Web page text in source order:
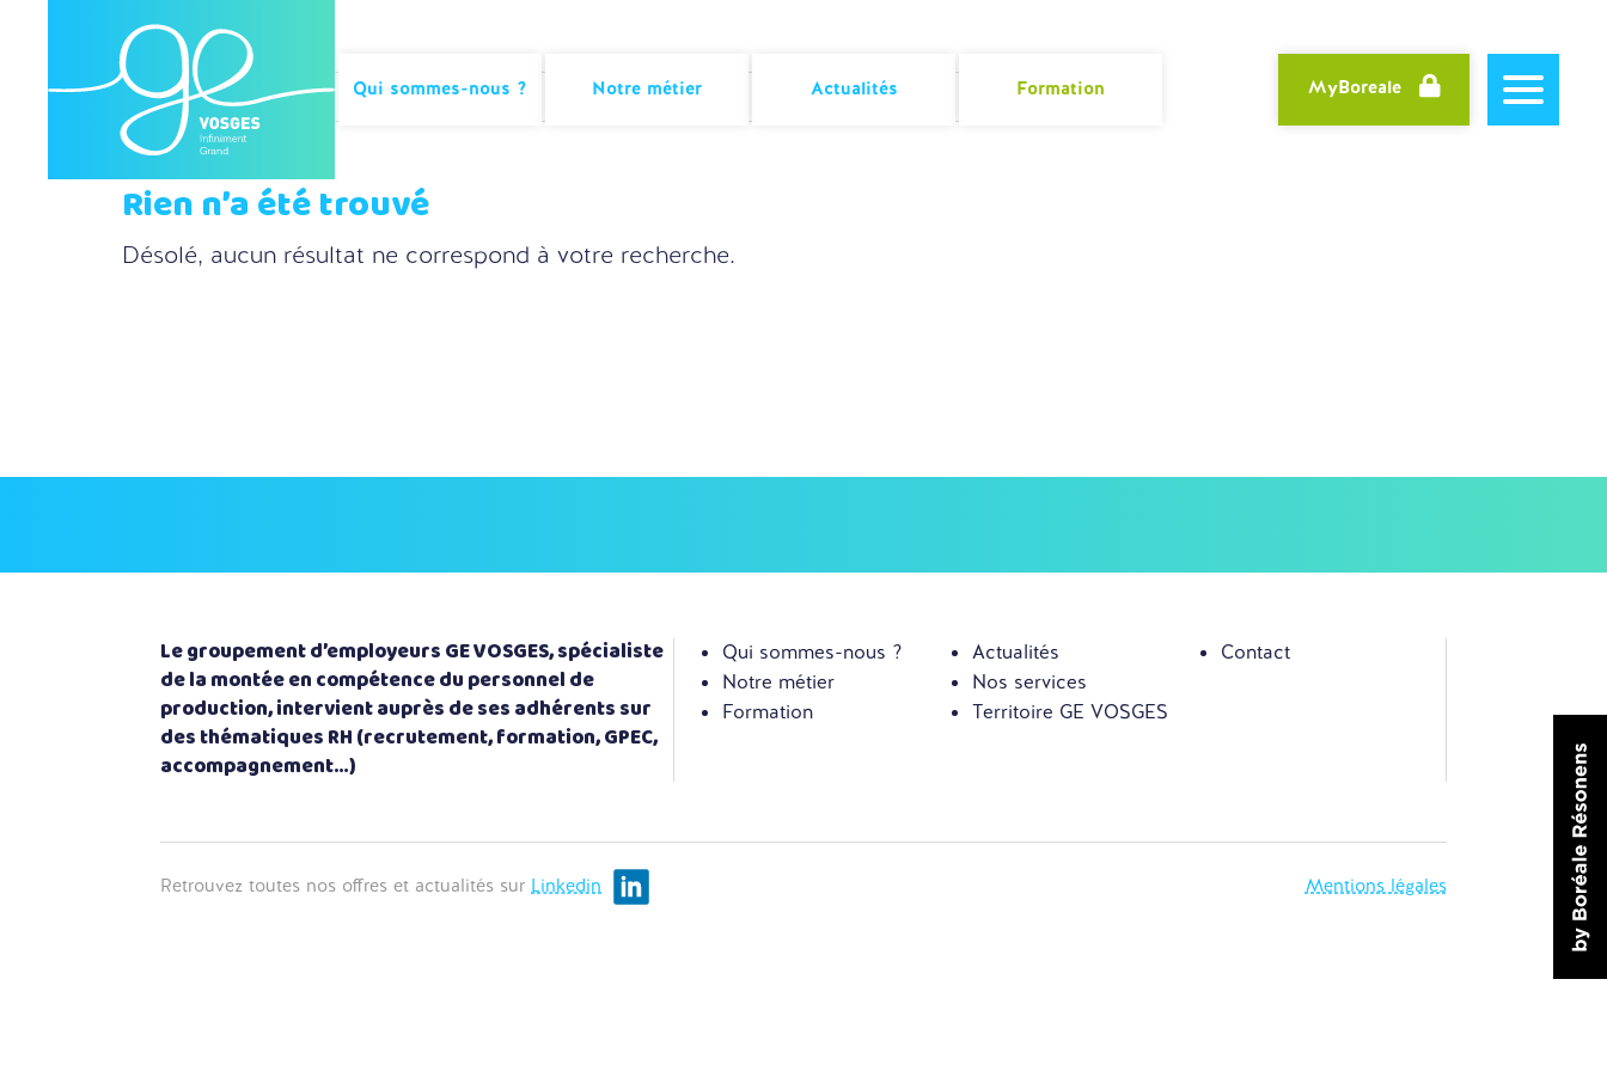
Qui sommes-nous ? Notre métier Actualités Formation MyBoreale
Rien n’a été trouvé
Désolé, aucun résultat ne correspond à votre recherche.
Le groupement d’employeurs GE VOSGES, spécialiste
de la montée en compétence du personnel de
production, intervient auprès de ses adhérents sur
des thématiques RH (recrutement, formation, GPEC,
accompagnement…)
Qui sommes-nous ?
Notre métier
Formation
Actualités
Nos services
Territoire GE VOSGES
Contact
Retrouvez toutes nos offres et actualités surLinkedin Mentions légales